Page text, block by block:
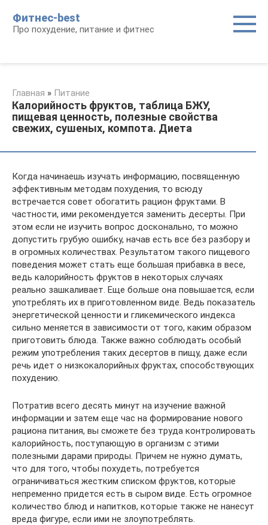
контенту
Фитнес-best
Про похудение, питание и фитнес
Главная » Питание
Калорийность фруктов, таблица БЖУ,
пищевая ценность, полезные свойства
свежих, сушеных, компота. Диета
Когда начинаешь изучать информацию, посвященную
эффективным методам похудения, то всюду
встречается совет обогатить рацион фруктами. В
частности, ими рекомендуется заменить десерты. При
этом если не изучить вопрос досконально, то можно
допустить грубую ошибку, начав есть все без разбору и
в огромных количествах. Результатом такого пищевого
поведения может стать еще большая прибавка в весе,
ведь калорийность фруктов в некоторых случаях
реально зашкаливает. Еще больше она повышается, если
употреблять их в приготовленном виде. Ведь показатель
энергетической ценности и гликемического индекса
сильно меняется в зависимости от того, каким образом
приготовить блюда. Также важно соблюдать особый
режим употребления таких десертов в пищу, даже если
речь идет о низкокалорийных фруктах, способствующих
похудению.
Потратив всего десять минут на изучение важной
информации и затем еще час на формирование нового
рациона питания, вы сможете без труда контролировать
калорийность, поступающую в организм с этими
полезными дарами природы. Причем не нужно думать,
что для того, чтобы похудеть, потребуется
ограничиваться жестким списком фруктов, которые
непременно придется есть в сыром виде. Есть огромное
количество блюд и напитков, которые также не нанесут
вреда фигуре, если ими не злоупотреблять.